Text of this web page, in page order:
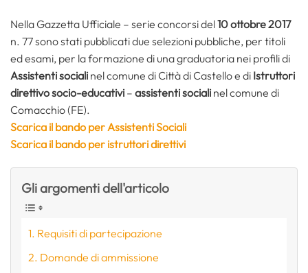
Nella Gazzetta Ufficiale – serie concorsi del10 ottobre 2017
n. 77 sono stati pubblicati due selezioni pubbliche, per titoli
ed esami, per la formazione di una graduatoria nei profili di
Assistenti sociali nel comune di Città di Castello e di Istruttori
direttivo socio-educativi – assistenti sociali nel comune di
Comacchio (FE).
Scarica il bando per Assistenti Sociali
Scarica il bando per istruttori direttivi
Gli argomenti dell'articolo
Requisiti di partecipazione
Domande di ammissione